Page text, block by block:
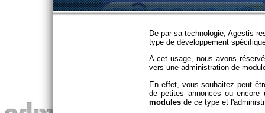
De par sa technologie, Agestis
type de développement
A cet usage, nous avons
vers une administration de
En effet, vous souhaitez peut
de petites annonces ou encore
modules de ce type et